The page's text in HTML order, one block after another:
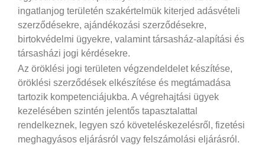
ingatlanjog területén szakértelmük kiterjed adásvételi
szerződésekre, ajándékozási szerződésekre,
birtokvédelmi ügyekre, valamint társasház-alapítási és
társasházi jogi kérdésekre.
Az öröklési jogi területen végzendeldelet készítése,
öröklési szerződések elkészítése és megtámadása
tartozik kompetenciájukba. A végrehajtási ügyek
kezelésében szintén jelentős tapasztalattal
rendelkeznek, legyen szó követeléskezelésről, fizetési
meghagyásos eljárásról vagy felszámolási eljárásról.